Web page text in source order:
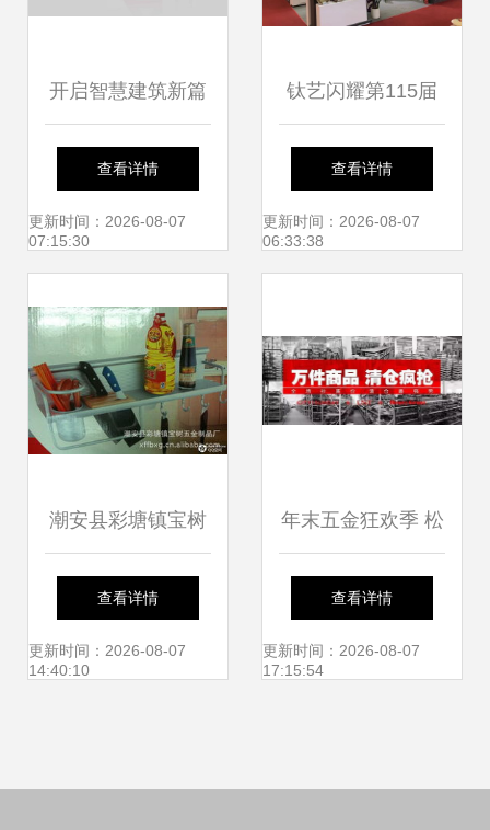
开启智慧建筑新篇
章 2020版海福乐
大全建筑五金产品
领日用百货销售新
趋势
查看详情
更新时间：2026-08-07
07:15:30
钛艺闪耀第115届
百货会，五金零售
新篇章
查看详情
更新时间：2026-08-07
06:33:38
潮安县彩塘镇宝树
五金制品厂 厨房设
施与五金产品零售
查看详情
更新时间：2026-08-07
14:40:10
年末五金狂欢季 松
江工厂店万件清
仓，错过再等一
查看详情
更新时间：2026-08-07
17:15:54